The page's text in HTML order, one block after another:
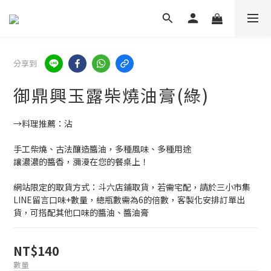
分享到
御鼎興玉露柴燒油膏(綠)
→料理推薦：沾
手工柴燒、古法釀造醬油，多種風味、多種用途
讓濃濃的醬香，瀰漫在您的餐桌上！
網站限定的取貨方式：斗六店鋪取貨，若需宅配，請於三小市集
LINE留言口味+數量，總瓶數需為6的倍數，客製化安排訂單出
貨，可搭配其他口味的醬油、醬油膏
NT$140
數量